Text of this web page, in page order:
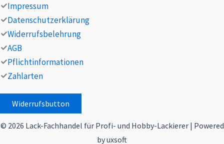
Impressum
Datenschutzerklärung
Widerrufsbelehrung
AGB
Pflichtinformationen
Zahlarten
Widerrufsbutton
© 2026 Lack-Fachhandel für Profi- und Hobby-Lackierer | Powered
by uxsoft